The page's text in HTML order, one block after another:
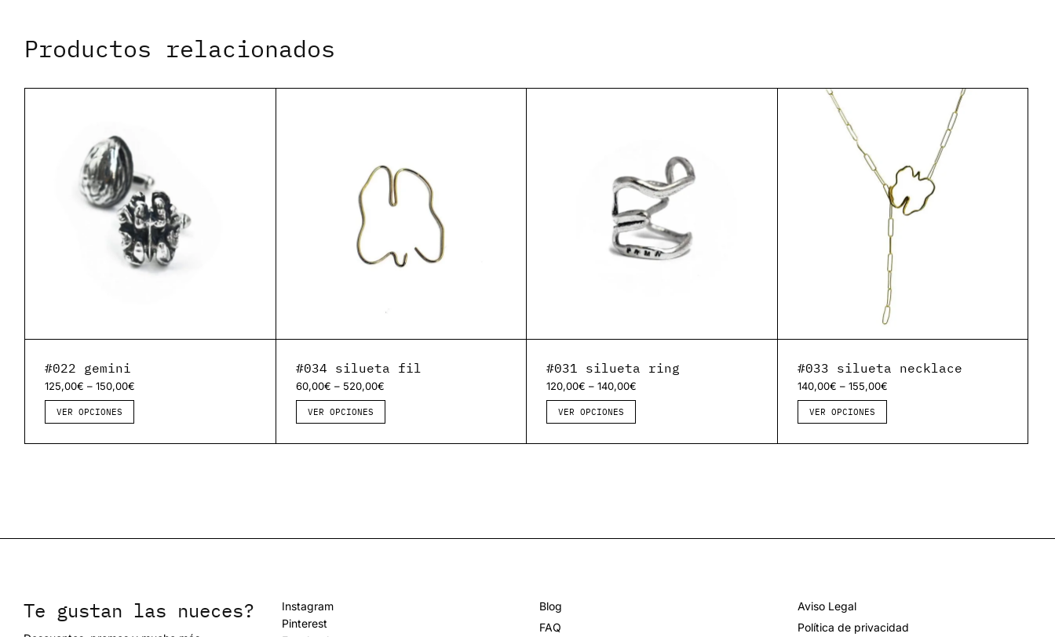
Productos relacionados
#022 gemini
125,00€ – 150,00€
VER OPCIONES
#034 silueta fil
60,00€ – 520,00€
VER OPCIONES
#031 silueta ring
120,00€ – 140,00€
VER OPCIONES
#033 silueta necklace
140,00€ – 155,00€
VER OPCIONES
Te gustan las nueces?
Instagram
Pinterest
Blog
FAQ
Aviso Legal
Política de privacidad